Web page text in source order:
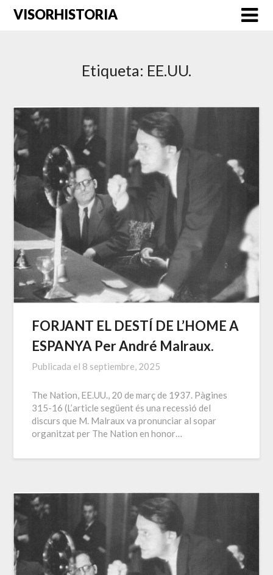
SaltarVISORHISTORIA
Etiqueta: EE.UU.
FORJANT EL DESTÍ DE L’HOME A
ESPANYA Per André Malraux.
Publicada el 8 septiembre, 2025
The Nation, EE.UU., 20 de març de 1937. Pàgines
315-16 (L’article següent és una recessió del
discurs que M. Malraux va pronunciar al sopar
organitzat per The Nation en honor…